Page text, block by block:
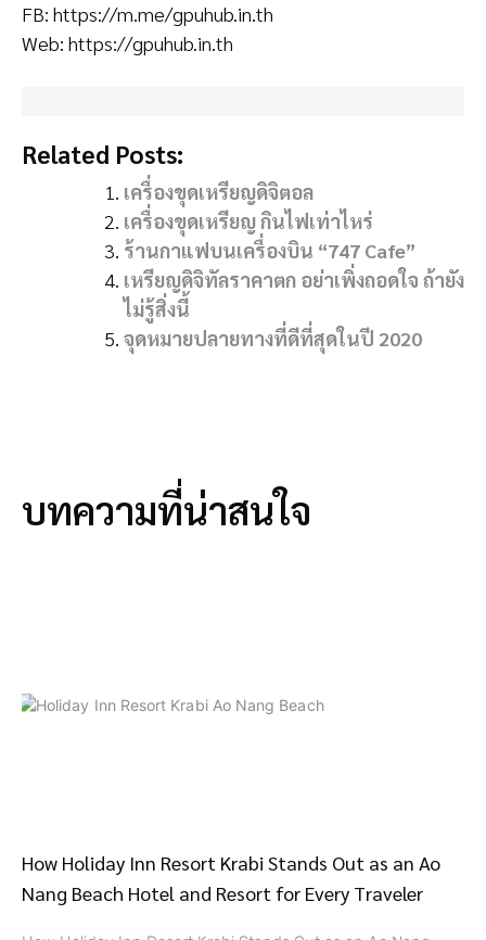
FB: https://m.me/gpuhub.in.th
Web: https://gpuhub.in.th
Related Posts:
เครื่องขุดเหรียญดิจิตอล
เครื่องขุดเหรียญ กินไฟเท่าไหร่
ร้านกาแฟบนเครื่องบิน “747 Cafe”
เหรียญดิจิทัลราคาตก อย่าเพิ่งถอดใจ ถ้ายัง
ไม่รู้สิ่งนี้
จุดหมายปลายทางที่ดีที่สุดในปี 2020
บทความที่น่าสนใจ
How Holiday Inn Resort Krabi Stands Out as an Ao
Nang Beach Hotel and Resort for Every Traveler